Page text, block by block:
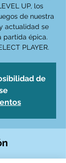
UP, los
de nuestra
actualidad se
partida épica.
PLAYER.
de